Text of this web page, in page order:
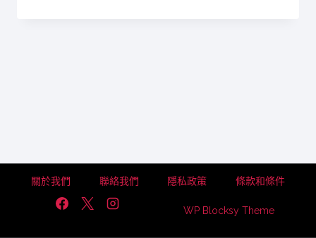
關於我們 聯絡我們 隱私政策 條款和條件
WP Blocksy Theme